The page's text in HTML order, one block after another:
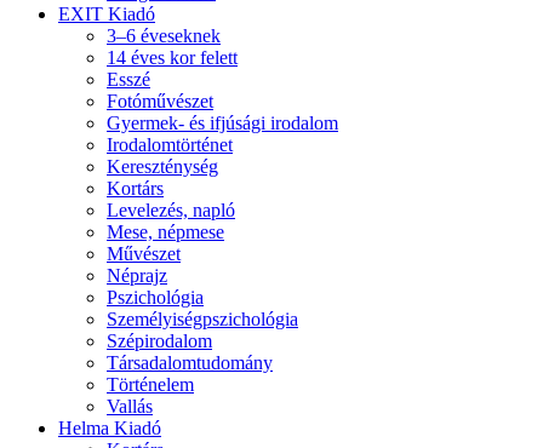
EXIT Kiadó
3–6 éveseknek
14 éves kor felett
Esszé
Fotóművészet
Gyermek- és ifjúsági irodalom
Irodalomtörténet
Kereszténység
Kortárs
Levelezés, napló
Mese, népmese
Művészet
Néprajz
Pszichológia
Személyiségpszichológia
Szépirodalom
Társadalomtudomány
Történelem
Vallás
Helma Kiadó